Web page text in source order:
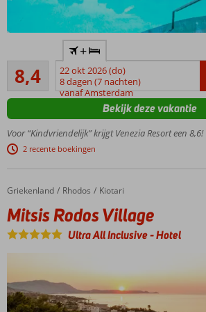
genieten!
Waterpark
met 3
splashgedeelte
Boek een
bubbelbad of
privézwembad
adults only
gedeelte in
Cosmopolition
gedeelte met
8,4Zeer goed
281
beoordelingen
+
22 okt 2026 (do)
8 dagen (7 nachten)
vanaf Amsterdam
Voor “Kindvriendelijk” krijgt Venezia Resort een 8,6!
2 recente boekingen
Bekijk deze vakantie
Home
Griekenland Rhodos Kiotari
Mitsis Rodos Village
Mitsis Rodos Village
Ultra All Inclusive-Hotel